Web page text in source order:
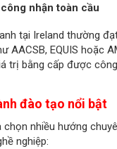
nhận toàn cầu
tại Ireland thường
AACSB, EQUIS hoặc
trị bằng cấp được
đào tạo nổi bật
chọn nhiều hướng
nghiệp: